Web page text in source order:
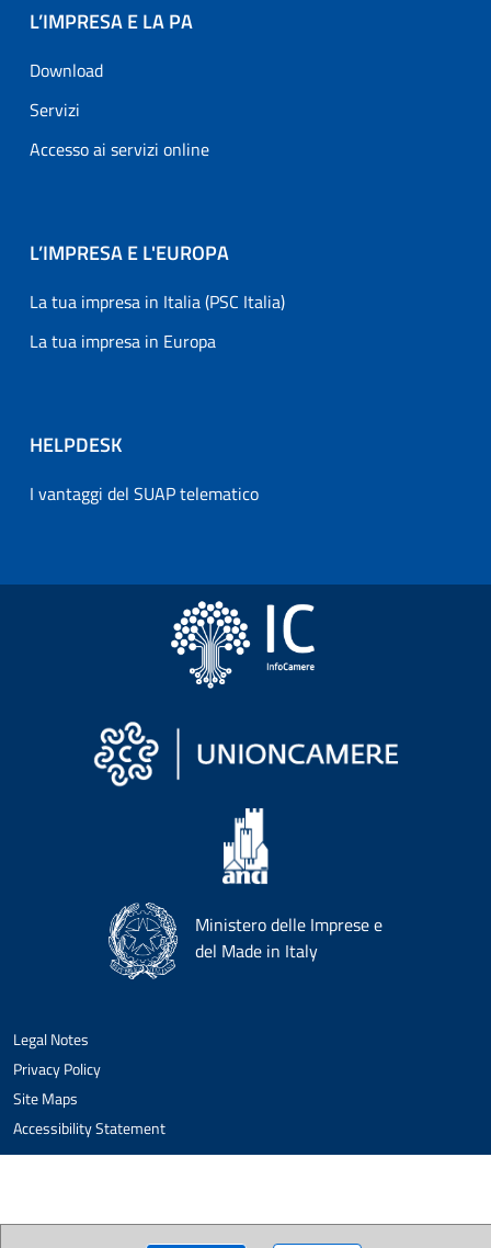
L’IMPRESA E LA PA
Download
Servizi
Accesso ai servizi online
L’IMPRESA E L'EUROPA
La tua impresa in Italia (PSC Italia)
La tua impresa in Europa
HELPDESK
I vantaggi del SUAP telematico
Ministero delle Imprese e
del Made in Italy
Legal Notes
Privacy Policy
Site Maps
Accessibility Statement